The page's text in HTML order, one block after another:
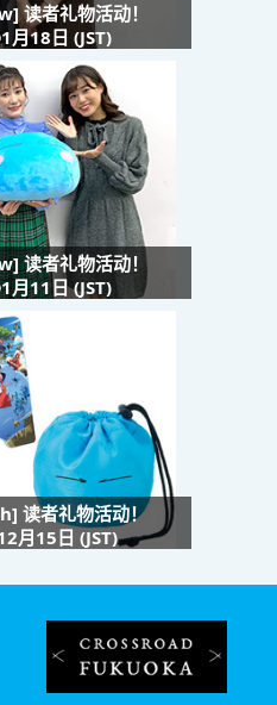
读者礼物活动！
月18日 (JST)
读者礼物活动！
月11日 (JST)
读者礼物活动！
月15日 (JST)